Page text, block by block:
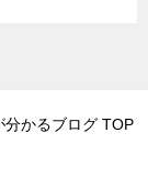
分かるブログ TOP